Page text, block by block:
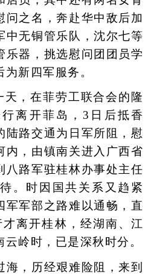
问之名，奔赴华中敌后加
中无铜管乐队，沈尔七等
乐器，挑选慰问团团员学
新四军服务。
，在菲劳工联合会的隆
离开菲岛，3日后抵香
陆路交通为日军所阻，慰
内，由镇南关进入广西省
八路军驻桂林办事处主任
。时因国共关系又趋紧
军军部之路难以通畅，直
离开桂林，经湖南、江
岭时，已是深秋时分。
，历经艰难险阻，来到